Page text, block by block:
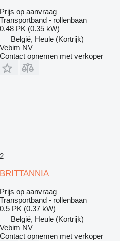
Prijs op aanvraag
Transportband - rollenbaan
0.48 PK (0.35 kW)
België, Heule (Kortrijk)
Vebim NV
Contact opnemen met verkoper
2
BRITTANNIA
Prijs op aanvraag
Transportband - rollenbaan
0.5 PK (0.37 kW)
België, Heule (Kortrijk)
Vebim NV
Contact opnemen met verkoper